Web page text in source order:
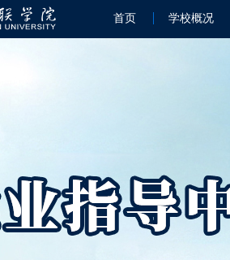
首页 学校概况